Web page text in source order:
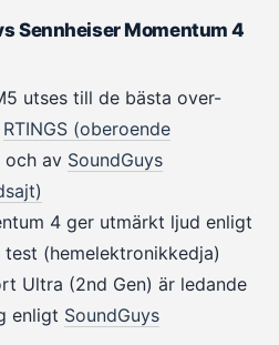
Sennheiser Momentum 4
utses till de bästa over-
RTINGS (oberoende
och av SoundGuys
4 ger utmärkt ljud enligt
test (hemelektronikkedja)
Ultra (2nd Gen) är ledande
enligt SoundGuys